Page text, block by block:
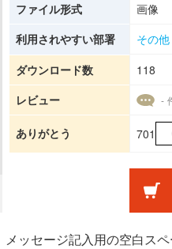
ファイル形式
画像
利用されやすい部署
その他
ダウンロード数
118
レビュー
-
ありがとう 701
ッセージ記入用の空白ス